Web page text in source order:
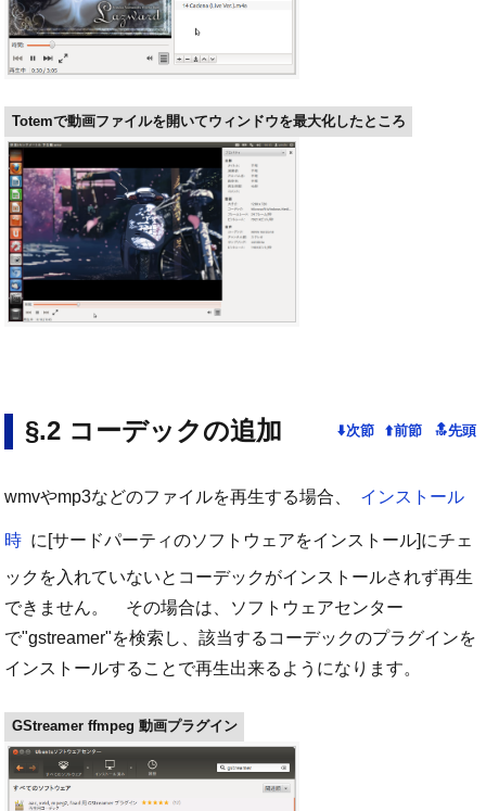
Totemで動画ファイルを開いてウィンドウを最大化したところ
コーデックの追加
wmvやmp3などのファイルを再生する場合、 インストール
時 に[サードパーティのソフトウェアをインストール]にチェ
ックを入れていないとコーデックがインストールされず再生
できません。 その場合は、ソフトウェアセンター
で"gstreamer"を検索し、該当するコーデックのプラグインを
インストールすることで再生出来るようになります。
GStreamer ffmpeg 動画プラグイン